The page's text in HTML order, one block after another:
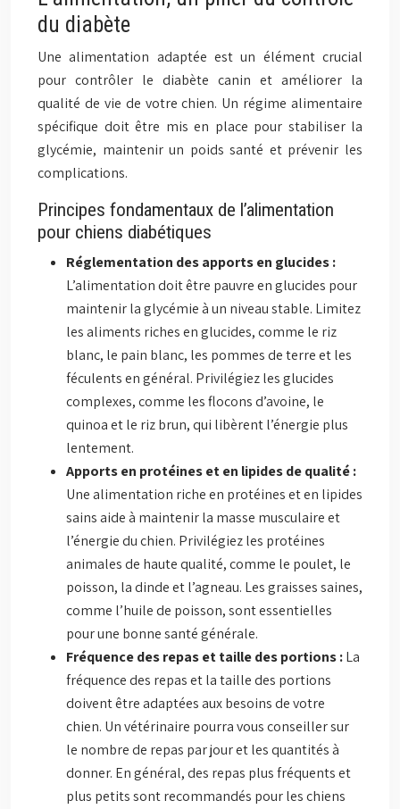
du diabète
Une alimentation adaptée est un élément crucial
pour contrôler le diabète canin et améliorer la
qualité de vie de votre chien. Un régime alimentaire
spécifique doit être mis en place pour stabiliser la
glycémie, maintenir un poids santé et prévenir les
complications.
Principes fondamentaux de l’alimentation
pour chiens diabétiques
Réglementation des apports en glucides :
L’alimentation doit être pauvre en glucides pour
maintenir la glycémie à un niveau stable. Limitez
les aliments riches en glucides, comme le riz
blanc, le pain blanc, les pommes de terre et les
féculents en général. Privilégiez les glucides
complexes, comme les flocons d’avoine, le
quinoa et le riz brun, qui libèrent l’énergie plus
lentement.
Apports en protéines et en lipides de qualité :
Une alimentation riche en protéines et en lipides
sains aide à maintenir la masse musculaire et
l’énergie du chien. Privilégiez les protéines
animales de haute qualité, comme le poulet, le
poisson, la dinde et l’agneau. Les graisses saines,
comme l’huile de poisson, sont essentielles
pour une bonne santé générale.
Fréquence des repas et taille des portions :La
fréquence des repas et la taille des portions
doivent être adaptées aux besoins de votre
chien. Un vétérinaire pourra vous conseiller sur
le nombre de repas par jour et les quantités à
donner. En général, des repas plus fréquents et
plus petits sont recommandés pour les chiens